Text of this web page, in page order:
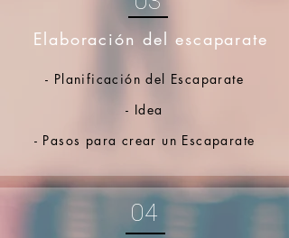
Elaboración del escaparate
- Planificación del Escaparate
- Idea
- Pasos para crear un Escaparate
04